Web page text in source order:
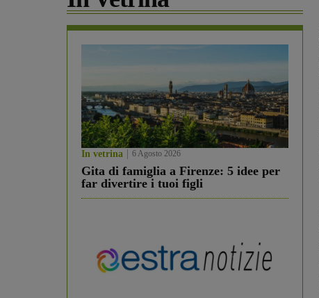
In vetrina 6 Agosto 2026
Gita di famiglia a Firenze: 5 idee per
far divertire i tuoi figli